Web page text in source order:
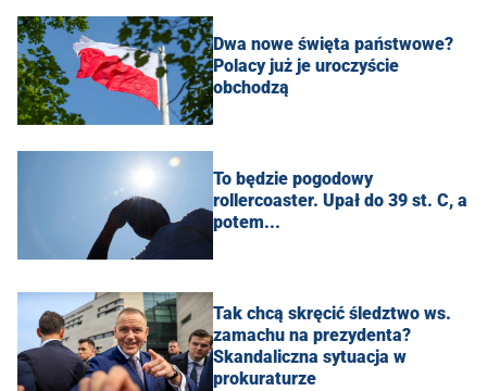
Dwa nowe święta państwowe?
Polacy już je uroczyście
obchodzą
To będzie pogodowy
rollercoaster. Upał do 39 st. C, a
potem...
Tak chcą skręcić śledztwo ws.
zamachu na prezydenta?
Skandaliczna sytuacja w
prokuraturze